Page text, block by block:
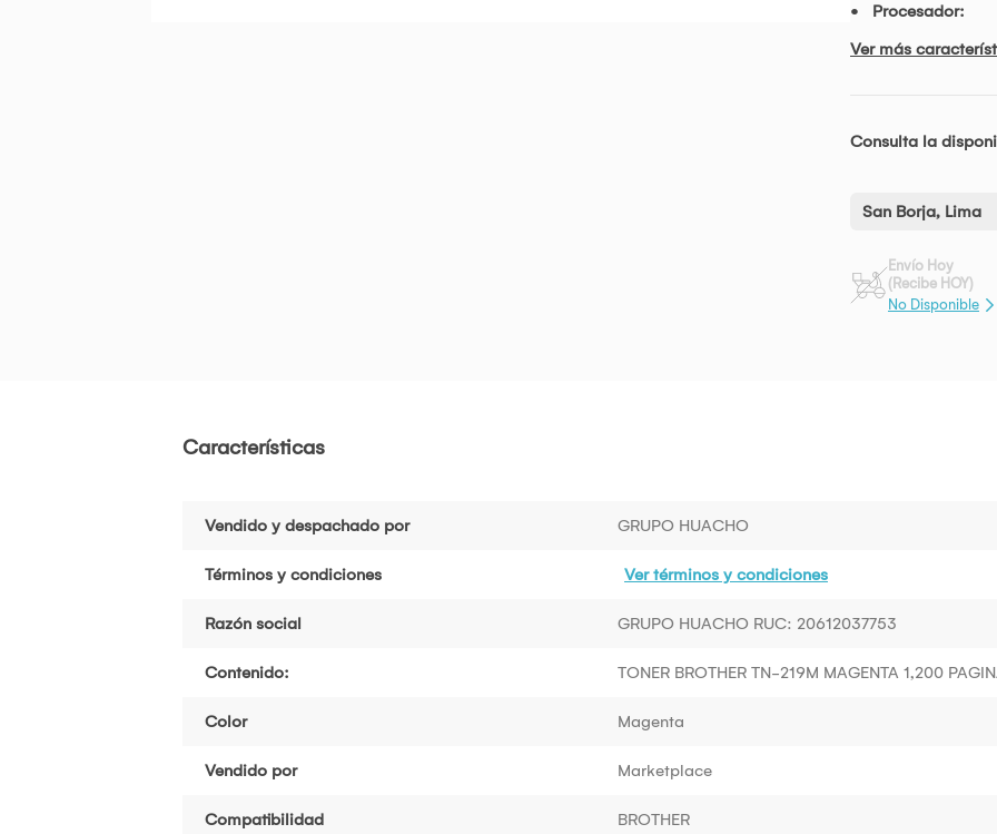
Procesador:
Ver más
Consulta la
San Borja, Lima
Envío Hoy
(Recibe HOY)
No Disponible
Características
Vendido y despachado por GRUPO HUACHO
Términos y condiciones Ver términos y condiciones
Razón social GRUPO HUACHO RUC: 20612037753
Contenido: TONER BROTHER TN-219M MAGENTA 1,200
Color Magenta
Vendido por Marketplace
Compatibilidad BROTHER